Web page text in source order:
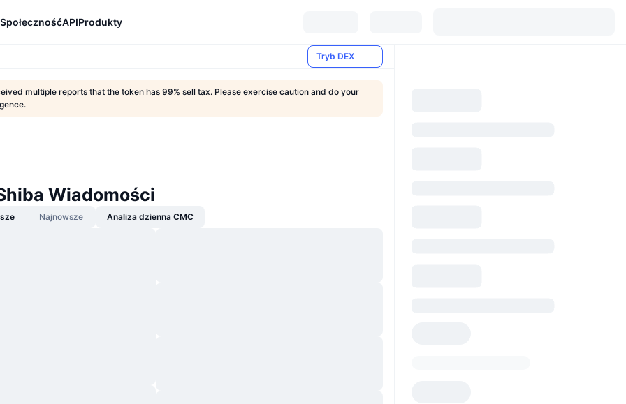
SpołecznośćAPIProdukty
Tryb DEX
multiple reports that the token has 99% sell tax. Please exercise caution and do your
Wiadomości
Najnowsze Analiza dzienna CMC